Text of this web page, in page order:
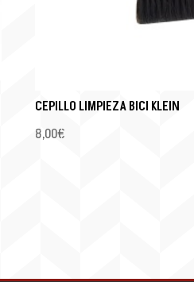
CEPILLO LIMPIEZA BICI KLEIN
8,00€